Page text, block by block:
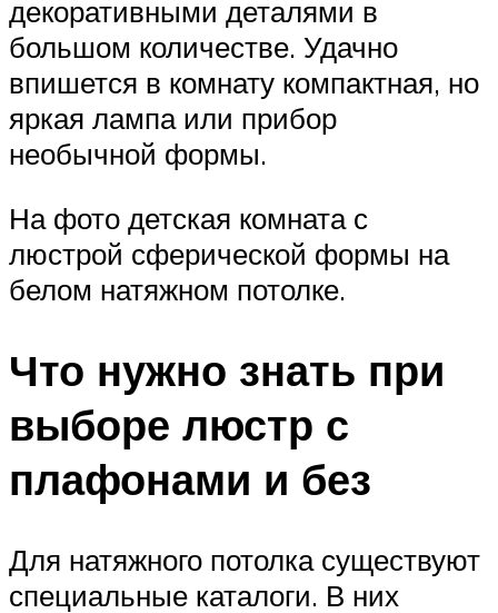
декоративными деталями в
большом количестве. Удачно
впишется в комнату компактная, но
яркая лампа или прибор
необычной формы.
На фото детская комната с
люстрой сферической формы на
белом натяжном потолке.
Что нужно знать при
выборе люстр с
плафонами и без
Для натяжного потолка существуют
специальные каталоги. В них